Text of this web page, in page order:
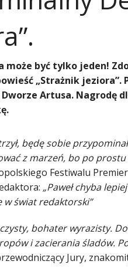
może być tylko jeden!
„Strażnik jeziora”.
Artusa. Nagrodę
będę sobie
z marzeń, bo po
Festiwalu
„Paweł chyba
świat redaktorski”
bohater wyrazisty.
i zacierania śladów.
Jury,